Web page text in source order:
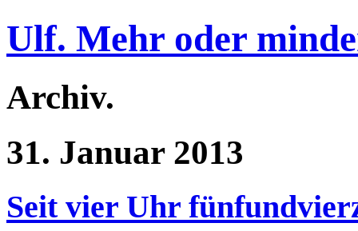
Ulf. Mehr oder
Archiv.
31. Januar 2013
Seit vier Uhr